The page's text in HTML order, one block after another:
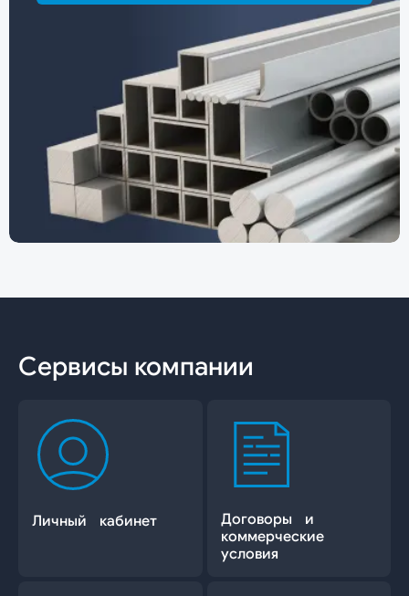
Сервисы компании
Личный кабинет
Договоры и
коммерческие
условия